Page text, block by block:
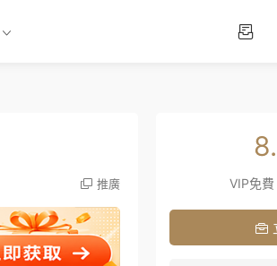
推廣 VIP免費